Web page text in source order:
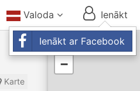
Valoda Ienākt
up and down arrow keys to
Karte
+
−
Ienākt ar Facebook